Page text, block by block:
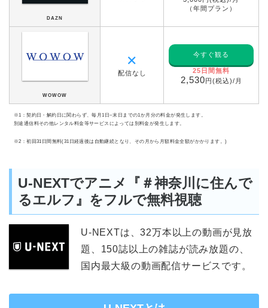
DAZN
（年間プラン）
WOWOW
✕
配信なし
今すぐ観る
25 日間無料
2,530円(税込)/月
※1：契約日・解約日に関わらず、毎月1日~末日までの1か月分の料金が発生します。
別途通信料その他レンタル料金等サービスによっては別料金が発生します。
※2：初回31日間無料(31日経過後は自動継続となり、その月から月額料金全額がかかります。)
U-NEXTでアニメ『＃神奈川に住んで
るエルフ』をフルで無料視聴
U-NEXTは、32万本以上の動画が見放
題、150誌以上の雑誌が読み放題の、
国内最大級の動画配信サービスです。